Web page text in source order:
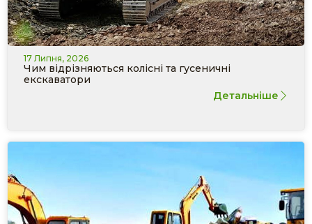
17 Липня, 2026
Чим відрізняються колісні та гусеничні
екскаватори
Детальніше